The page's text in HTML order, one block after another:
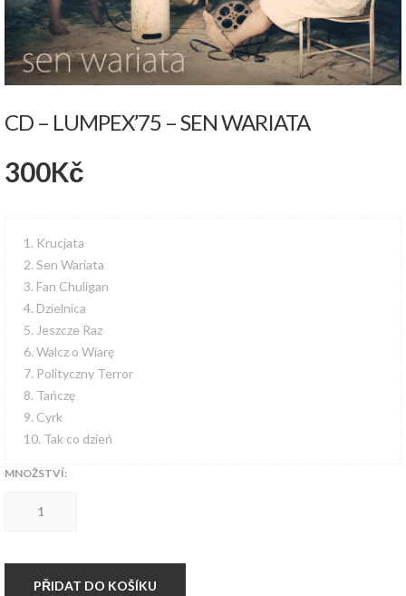
CD – LUMPEX’75 – SEN WARIATA
300Kč
1. Krucjata
2. Sen Wariata
3. Fan Chuligan
4. Dzielnica
5. Jeszcze Raz
6. Walcz o Wiarę
7. Polityczny Terror
8. Tańczę
9. Cyrk
10. Tak co dzień
MNOŽSTVÍ:
SEN
WARIATA
PŘIDAT DO KOŠÍKU